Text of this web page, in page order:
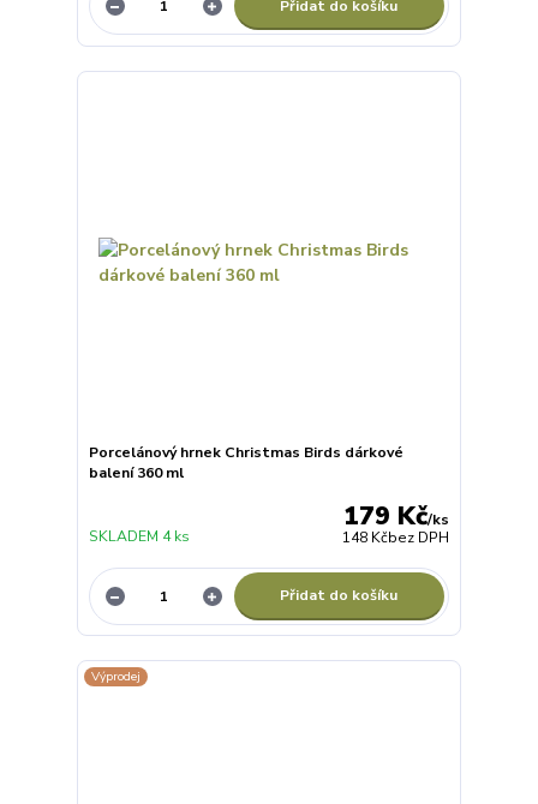
Přidat do košíku
Porcelánový hrnek Christmas Birds dárkové
balení 360 ml
179 Kč/ks
148 Kčbez DPH
SKLADEM 4 ks
Přidat do košíku
Výprodej